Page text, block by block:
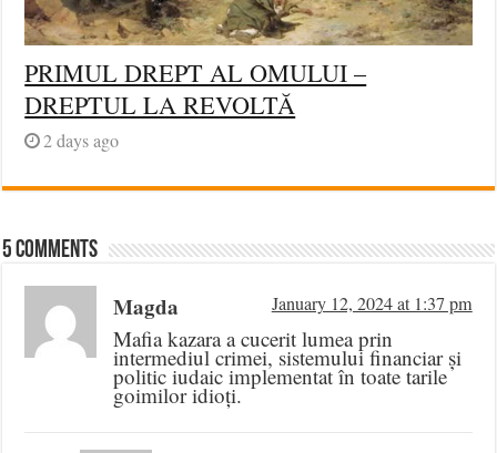
PRIMUL DREPT AL OMULUI –
DREPTUL LA REVOLTĂ
2 days ago
5 comments
Magda January 12, 2024 at 1:37 pm
Mafia kazara a cucerit lumea prin
intermediul crimei, sistemului financiar și
politic iudaic implementat în toate tarile
goimilor idioți.